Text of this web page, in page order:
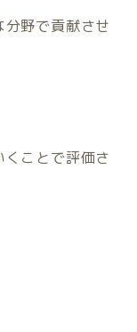
野で貢献させ
くことで評価さ